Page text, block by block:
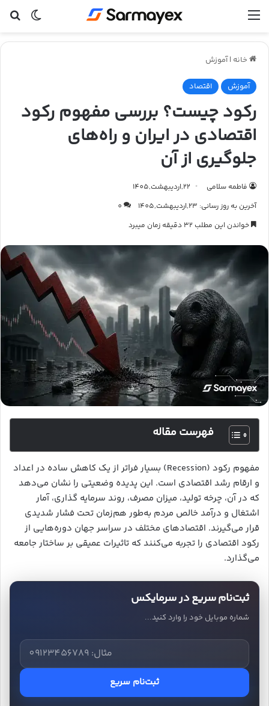
منو
خانه | آموزش
آموزش اقتصاد
رکود چیست؟ بررسی مفهوم رکود
اقتصادی در ایران و راه‌های
جلوگیری از آن
فاطمه سلامی
22,اردیبهشت,1405
آخرین به روز رسانی: 23,اردیبهشت,1405
0
خواندن این مطلب 32 دقیقه زمان میبرد
فهرست مقاله
مفهوم رکود (Recession) بسیار فراتر از یک کاهش ساده در اعداد
و ارقام رشد اقتصادی است. این پدیده وضعیتی را نشان می‌دهد
که در آن، چرخه تولید، میزان مصرف، روند سرمایه گذاری، آمار
اشتغال و درآمد خالص مردم به‌طور هم‌زمان تحت فشار شدیدی
قرار می‌گیرند. اقتصادهای مختلف در سراسر جهان دوره‌هایی از
رکود اقتصادی را تجربه می‌کنند که تاثیرات عمیقی بر ساختار جامعه
می‌گذارد.
ثبت‌نام سریع در سرمایکس
شماره موبایل خود را وارد کنید...
ثبت‌نام سریع